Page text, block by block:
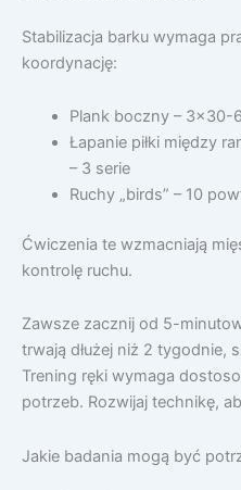
Stabilizacja barku wymaga
koordynację:
Plank boczny – 3×30-
Łapanie piłki między
– 3 serie
Ruchy „birds” – 10
Ćwiczenia te wzmacniają
kontrolę ruchu.
Zawsze zacznij od 5-
trwają dłużej niż 2 tygodnie,
Trening ręki wymaga
potrzeb. Rozwijaj technikę,
Jakie badania mogą być